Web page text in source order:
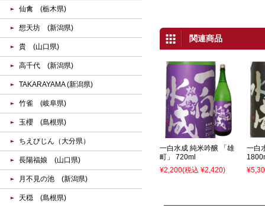
関連商品
一白水成 純米吟醸 「雄
町」 720ml
¥2,200(税込 ¥2,420)
一白
仙禽 (栃木県)
想天坊 (新潟県)
貴 (山口県)
高千代 (新潟県)
TAKARAYAMA (新潟県)
竹雀 (岐阜県)
玉櫻 (島根県)
ちえびじん（大分県）
長陽福娘 (山口県)
月不見の池 (新潟県)
天穏 (島根県)